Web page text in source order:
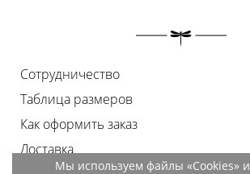
Сотрудничество
Таблица размеров
Как оформить заказ
Доставка
Мы используем файлы «Cookies» и